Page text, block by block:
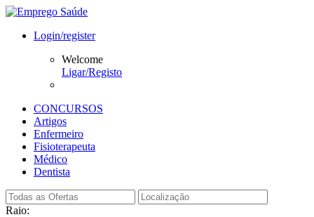
Login/register
Welcome
Ligar/Registo
CONCURSOS
Artigos
Enfermeiro
Fisioterapeuta
Médico
Dentista
Raio: